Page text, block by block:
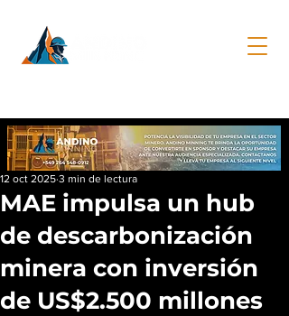
MAE impulsa un hub
de descarbonización
minera con inversión
de US$2.500 millones
12 oct 2025 3 min de lectura